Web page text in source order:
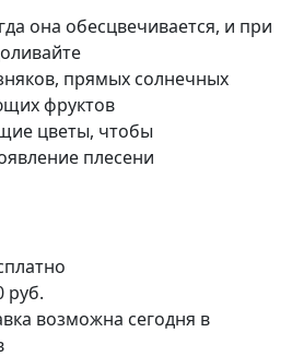
она обесцвечивается, и при
прямых солнечных
фруктов
цветы, чтобы
плесени
руб.
возможна сегодня в